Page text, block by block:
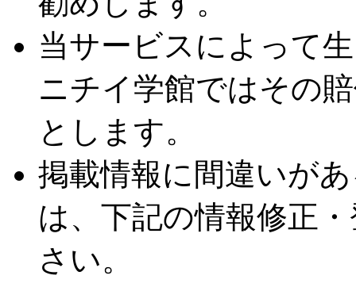
当サービスによって
ニチイ学館ではその
とします。
掲載情報に間違いが
は、下記の情報修正
さい。